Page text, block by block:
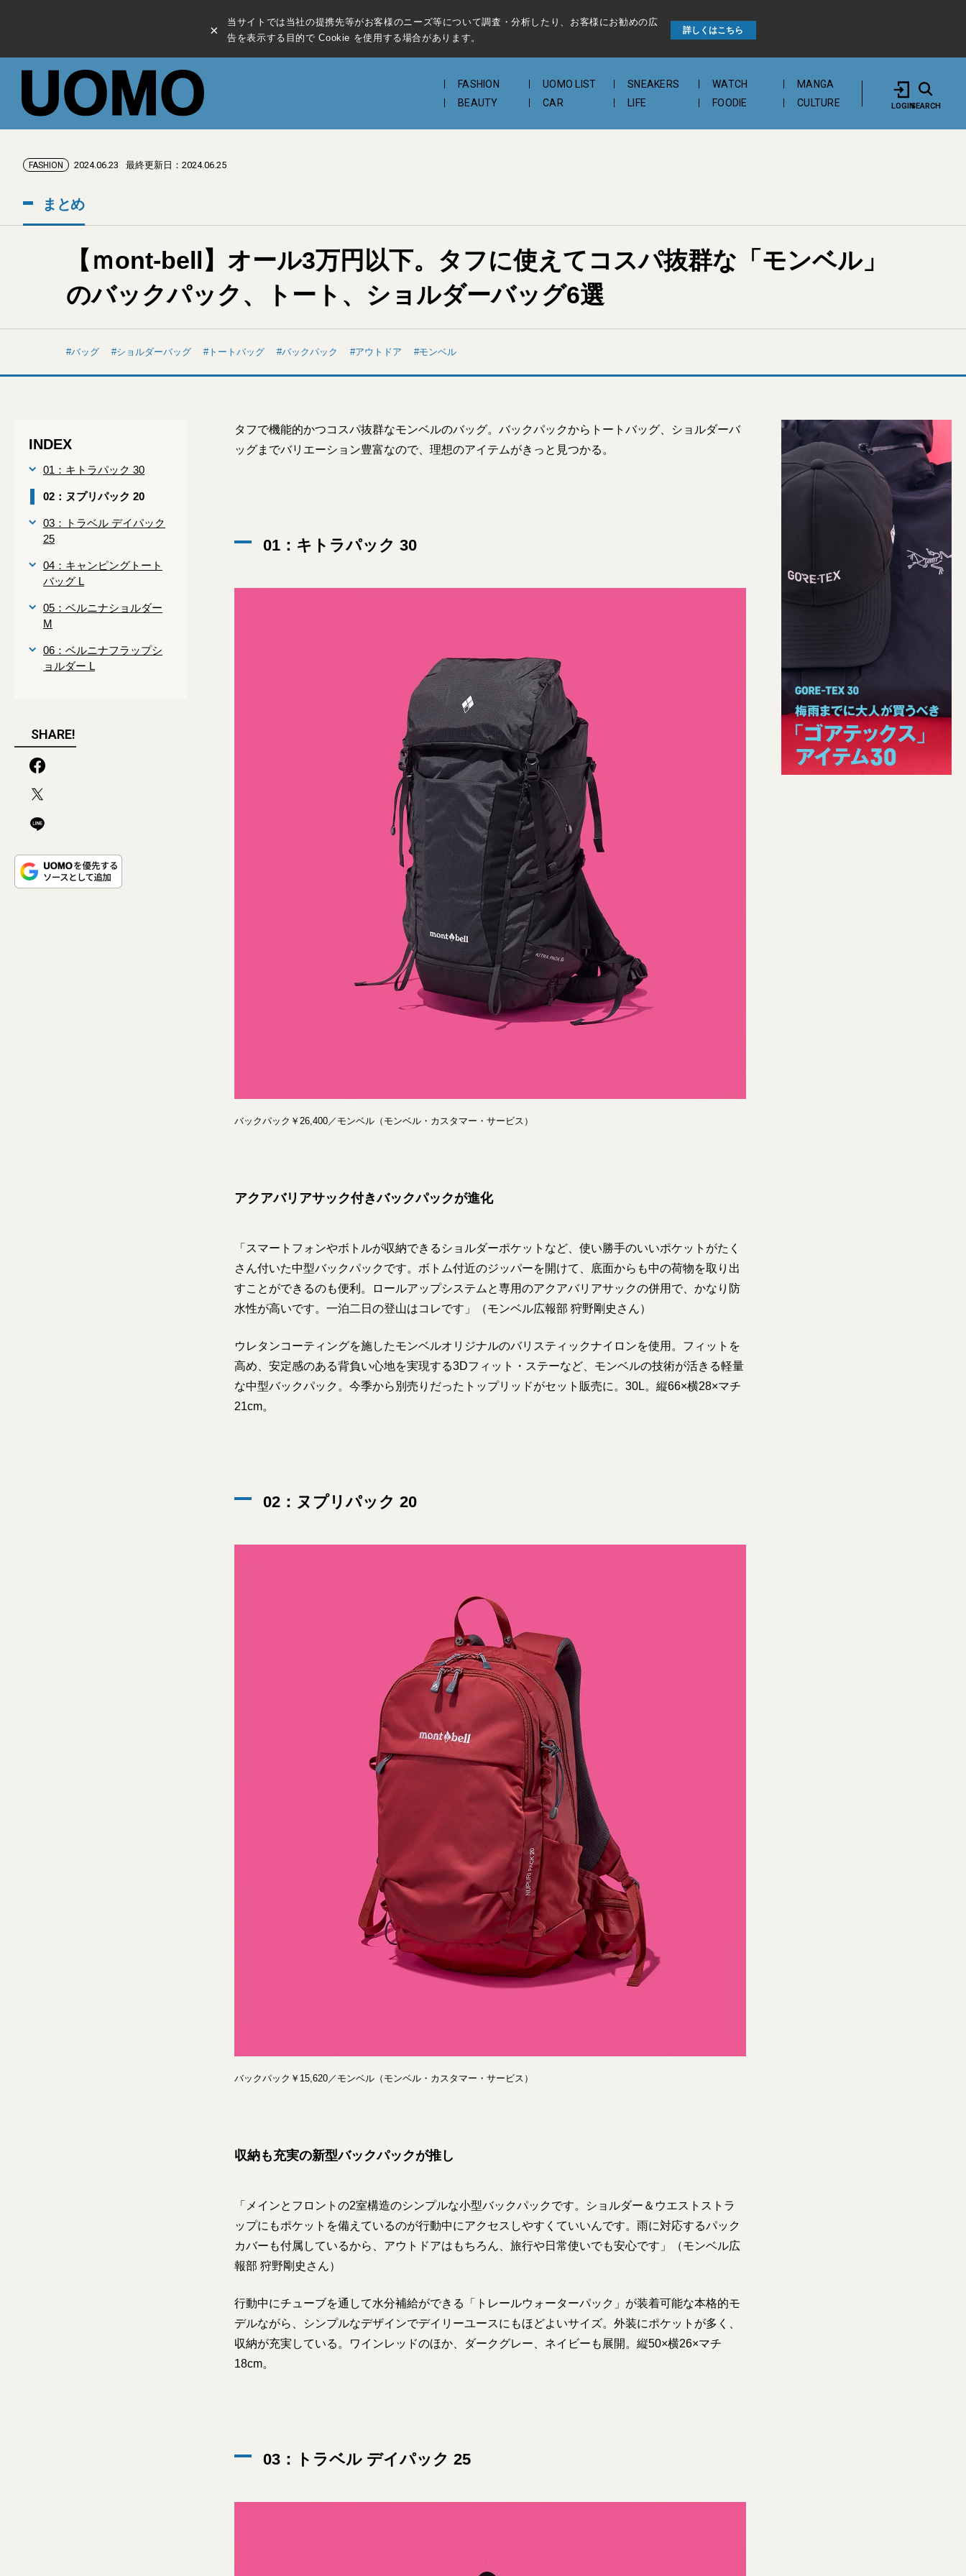
×
当サイトでは当社の提携先等がお客様のニーズ等について調査・分析したり、お客様にお勧めの広
告を表示する目的で Cookie を使用する場合があります。
詳しくはこちら
FASHION UOMO LIST SNEAKERS WATCH
MANGA
BEAUTY
CAR LIFE FOODIE CULTURE LOGINSEARCH
FASHION 2024.06.23 最終更新日：2024.06.25
まとめ
【ｍont-bell】オール3万円以下。タフに使えてコスパ抜群な「モンベル」
のバックパック、トート、ショルダーバッグ6選
バッグ ショルダーバッグ トートバッグ バックパック アウトドア モンベル
INDEX
01：キトラパック 30
02：ヌプリパック 20
03：トラベル デイパック
25
04：キャンピングトート
バッグ L
05：ベルニナショルダー
M
06：ベルニナフラップシ
ョルダー L
SHARE!
タフで機能的かつコスパ抜群なモンベルのバッグ。バックパックからトートバッグ、ショルダーバ
ッグまでバリエーション豊富なので、理想のアイテムがきっと見つかる。
01：キトラパック 30
バックパック￥26,400／モンベル（モンベル・カスタマー・サービス）
アクアバリアサック付きバックパックが進化
「スマートフォンやボトルが収納できるショルダーポケットなど、使い勝手のいいポケットがたく
さん付いた中型バックパックです。ボトム付近のジッパーを開けて、底面からも中の荷物を取り出
すことができるのも便利。ロールアップシステムと専用のアクアバリアサックの併用で、かなり防
水性が高いです。一泊二日の登山はコレです」（モンベル広報部 狩野剛史さん）
ウレタンコーティングを施したモンベルオリジナルのバリスティックナイロンを使用。フィットを
高め、安定感のある背負い心地を実現する3Dフィット・ステーなど、モンベルの技術が活きる軽量
な中型バックパック。今季から別売りだったトップリッドがセット販売に。30L。縦66×横28×マチ
21cm。
02：ヌプリパック 20
バックパック￥15,620／モンベル（モンベル・カスタマー・サービス）
収納も充実の新型バックパックが推し
「メインとフロントの2室構造のシンプルな小型バックパックです。ショルダー＆ウエストストラ
ップにもポケットを備えているのが行動中にアクセスしやすくていいんです。雨に対応するパック
カバーも付属しているから、アウトドアはもちろん、旅行や日常使いでも安心です」（モンベル広
報部 狩野剛史さん）
行動中にチューブを通して水分補給ができる「トレールウォーターパック」が装着可能な本格的モ
デルながら、シンプルなデザインでデイリーユースにもほどよいサイズ。外装にポケットが多く、
収納が充実している。ワインレッドのほか、ダークグレー、ネイビーも展開。縦50×横26×マチ
18cm。
03：トラベル デイパック 25